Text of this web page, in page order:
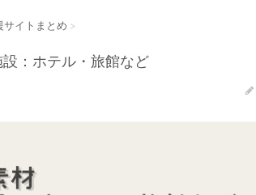
サイトまとめ >
：ホテル・旅館など